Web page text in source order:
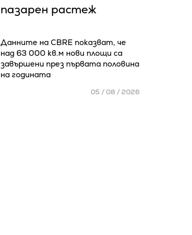
пазарен растеж
Данните на CBRE показват, че
над 63 000 кв.м нови площи са
завършени през първата половина
на годината
05 / 08 / 2026